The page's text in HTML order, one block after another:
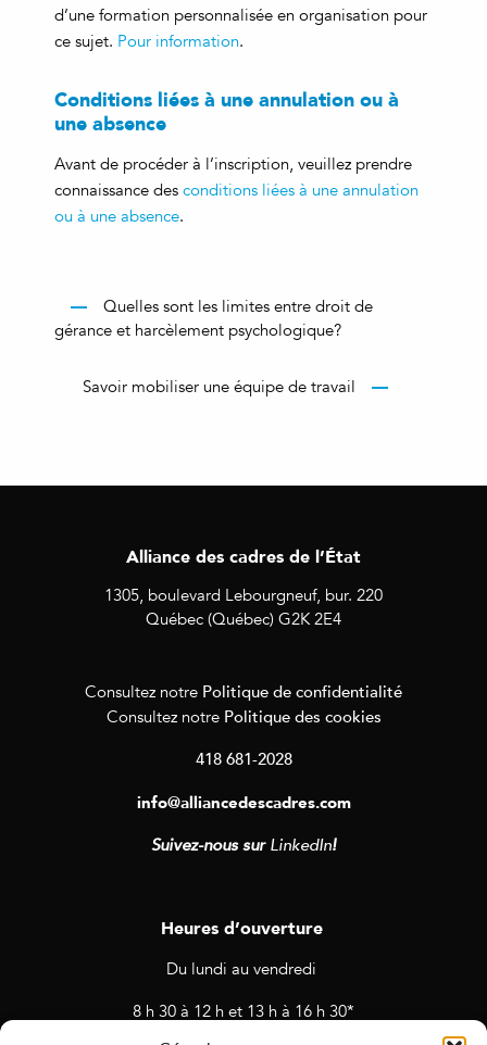
d’une formation personnalisée en organisation pour
ce sujet. Pour information.
Conditions liées à une annulation ou à
une absence
Avant de procéder à l’inscription, veuillez prendre
connaissance des conditions liées à une annulation
ou à une absence.
Quelles sont les limites entre droit de
gérance et harcèlement psychologique?
Savoir mobiliser une équipe de travail
Alliance des cadres de l’État
1305, boulevard Lebourgneuf, bur. 220
Québec (Québec) G2K 2E4
Consultez notre Politique de confidentialité
Consultez notre Politique des cookies
418 681-2028
info@alliancedescadres.com
Suivez-nous sur LinkedIn!
Heures d’ouverture
Du lundi au vendredi
8 h 30 à 12 h et 13 h à 16 h 30*